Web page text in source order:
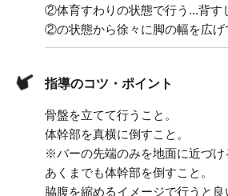
②体育すわりの状態で行う...背す
②の状態から徐々に脚の幅を広げ
指導のコツ・ポイント
骨盤を立てて行うこと。
体幹部を真横に倒すこと。
※バーの先端のみを地面に近づけ
あくまでも体幹部を倒すこと。
脇腹を縮めるイメージで行うと良